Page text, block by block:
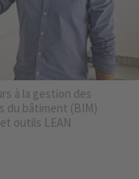
à la gestion des
du bâtiment (BIM)
outils LEAN